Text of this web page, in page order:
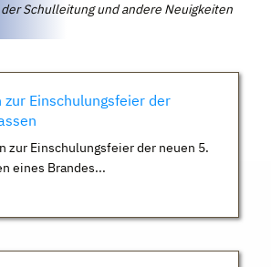
Schulleitung und andere Neuigkeiten
Einschulungsfeier der
zur Einschulungsfeier der neuen 5.
eines Brandes...